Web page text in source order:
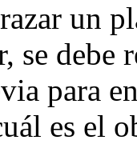
un
se debe
para
es el